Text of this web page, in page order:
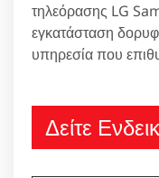
τηλεόρασης LG
εγκατάσταση
υπηρεσία που
Δείτε